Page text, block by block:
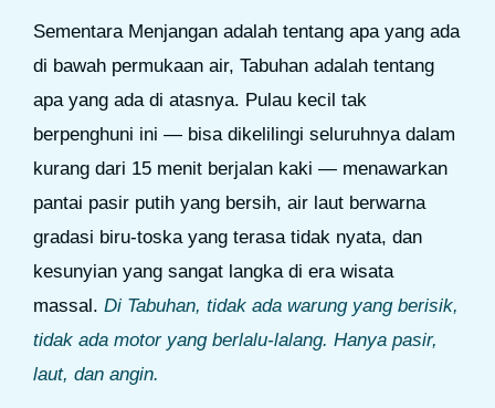
Sementara Menjangan adalah tentang apa yang ada
di bawah permukaan air, Tabuhan adalah tentang
apa yang ada di atasnya. Pulau kecil tak
berpenghuni ini — bisa dikelilingi seluruhnya dalam
kurang dari 15 menit berjalan kaki — menawarkan
pantai pasir putih yang bersih, air laut berwarna
gradasi biru-toska yang terasa tidak nyata, dan
kesunyian yang sangat langka di era wisata
massal. Di Tabuhan, tidak ada warung yang berisik,
tidak ada motor yang berlalu-lalang. Hanya pasir,
laut, dan angin.